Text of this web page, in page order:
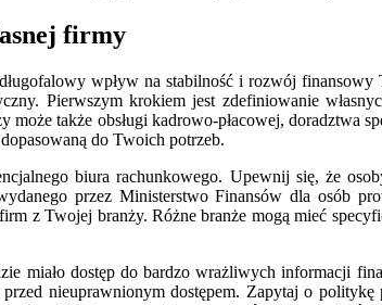
firmy
wpływ na stabilność i rozwój
Pierwszym krokiem jest zdefiniowanie
także obsługi kadrowo-płacowej, doradztwa
do Twoich potrzeb.
biura rachunkowego. Upewnij się, że
przez Ministerstwo Finansów dla osób
z Twojej branży. Różne branże mogą mieć
miało dostęp do bardzo wrażliwych informacji
nieuprawnionym dostępem. Zapytaj o